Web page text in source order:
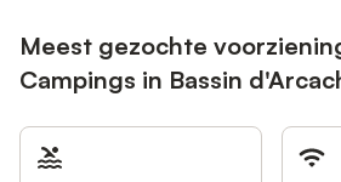
Meest gezochte
Campings in Bassin